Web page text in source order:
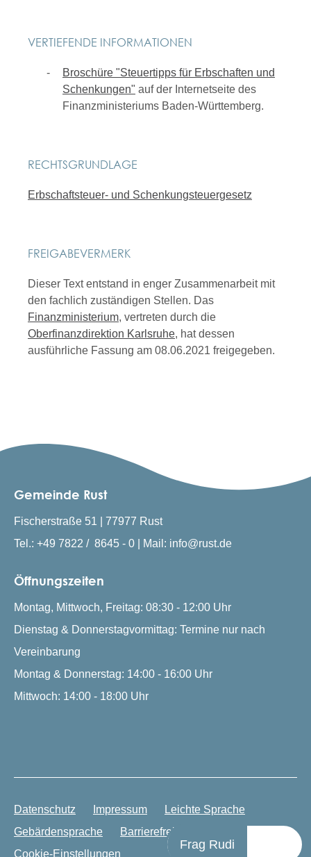
VERTIEFENDE INFORMATIONEN
Broschüre "Steuertipps für Erbschaften und
Schenkungen" auf der Internetseite des
Finanzministeriums Baden-Württemberg.
RECHTSGRUNDLAGE
Erbschaftsteuer- und Schenkungsteuergesetz
FREIGABEVERMERK
Dieser Text entstand in enger Zusammenarbeit mit
den fachlich zuständigen Stellen. Das
Finanzministerium, vertreten durch die
Oberfinanzdirektion Karlsruhe, hat dessen
ausführliche Fassung am 08.06.2021 freigegeben.
Gemeinde Rust
Fischerstraße 51 | 77977 Rust
Tel.: +49 7822 / 8645 - 0 | Mail: info@rust.de
Öffnungszeiten
Montag, Mittwoch, Freitag: 08:30 - 12:00 Uhr
Dienstag & Donnerstagvormittag: Termine nur nach
Vereinbarung
Montag & Donnerstag: 14:00 - 16:00 Uhr
Mittwoch: 14:00 - 18:00 Uhr
Frag Rudi
Datenschutz Impressum
Leichte Sprache
Gebärdensprache
Barrierefreiheit
Cookie-Einstellungen